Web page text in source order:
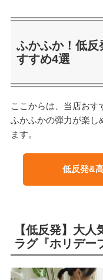
ふかふか！低反
すすめ4選
ここからは、当店おす
ふかふかの弾力が楽し
ます。
低反発&
【低反発】大
ラグ『ホリデー